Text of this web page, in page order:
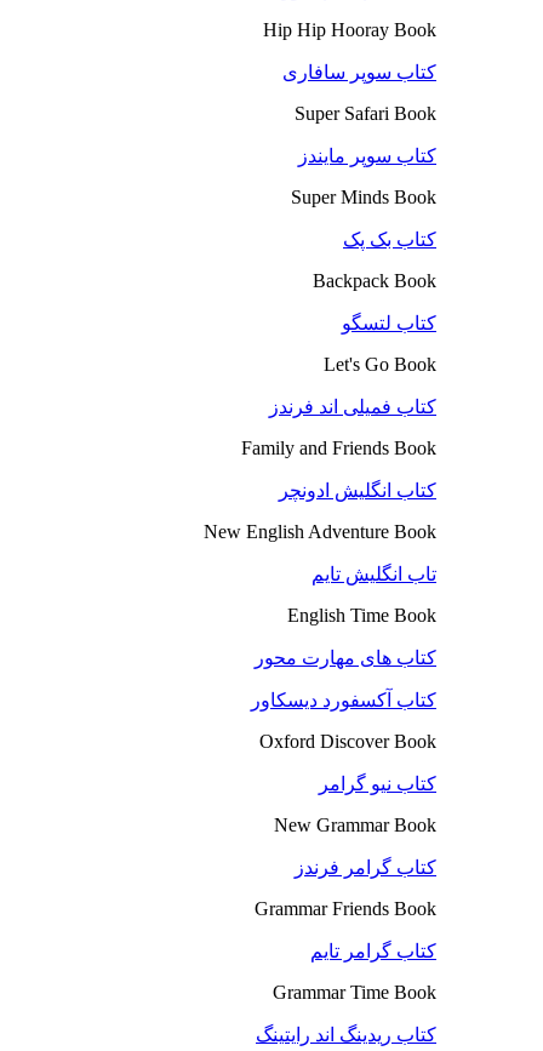
Hip Hip Hooray Book
کتاب سوپر سافاری
Super Safari Book
کتاب سوپر مایندز
Super Minds Book
کتاب بک پک
Backpack Book
کتاب لتسگو
Let's Go Book
کتاب فمیلی اند فرندز
Family and Friends Book
کتاب انگلیش ادونچر
New English Adventure Book
تاب انگلیش تایم
English Time Book
کتاب های مهارت محور
کتاب آکسفورد دیسکاور
Oxford Discover Book
کتاب نیو گرامر
New Grammar Book
کتاب گرامر فرندز
Grammar Friends Book
کتاب گرامر تایم
Grammar Time Book
کتاب ریدینگ اند رایتینگ